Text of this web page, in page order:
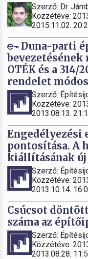
Szerző: Dr.
Közzétéve:
2015.11.02.
Duna-parti
bevezetésének
OTÉK és a 314/
rendelet
Szerző:
Közzétéve:
2013.08.13.
Engedélyezési
pontosítása. A
kiállításának új
Szerző:
Közzétéve:
2013.10.14.
Csúcsot
száma az
Szerző:
Közzétéve:
2013.08.28.